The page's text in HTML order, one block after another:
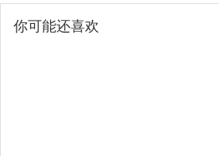
你可能还喜欢